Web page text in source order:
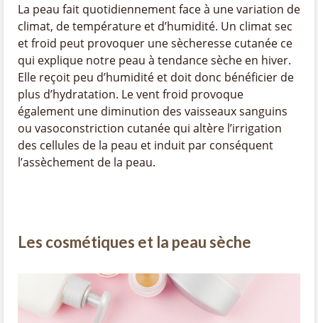
La peau fait quotidiennement face à une variation de
climat, de température et d’humidité. Un climat sec
et froid peut provoquer une sècheresse cutanée ce
qui explique notre peau à tendance sèche en hiver.
Elle reçoit peu d’humidité et doit donc bénéficier de
plus d’hydratation. Le vent froid provoque
également une diminution des vaisseaux sanguins
ou vasoconstriction cutanée qui altère l’irrigation
des cellules de la peau et induit par conséquent
l’assèchement de la peau.
Les cosmétiques et la peau sèche